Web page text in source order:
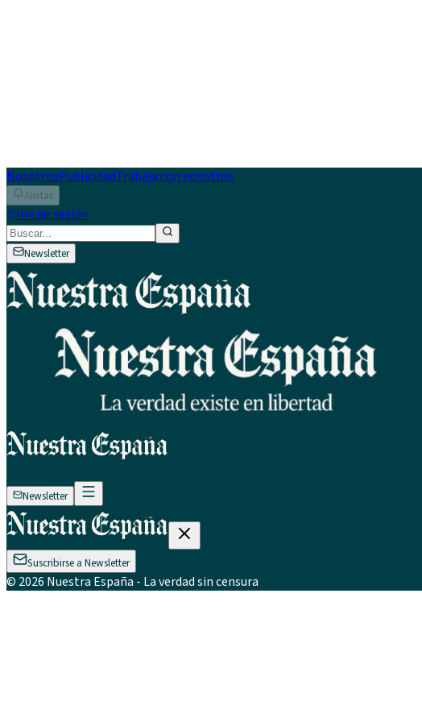
NosotrosPublicidadTrabaja con nosotros
Alertas
Iniciar sesión
Newsletter
Newsletter
Suscribirse a Newsletter
© 2026 Nuestra España - La verdad sin censura